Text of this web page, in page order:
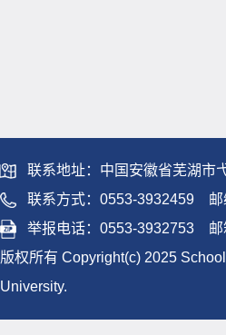
联系地址：中国安徽省芜湖市
联系方式：0553-3932459 邮
举报电话：0553-3932753 邮
版权所有 Copyright(c) 2025
University.